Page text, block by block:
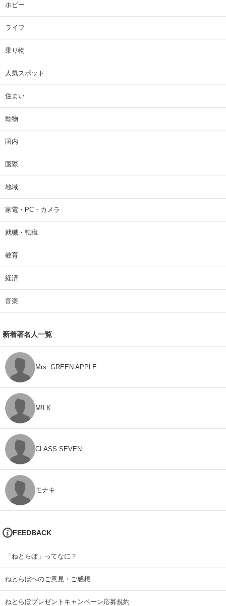
ホビー
ライフ
乗り物
人気スポット
住まい
動物
国内
国際
地域
家電・PC・カメラ
就職・転職
教育
経済
音楽
新着著名人一覧
Mrs. GREEN APPLE
M!LK
CLASS SEVEN
モナキ
FEEDBACK
「ねとらぼ」ってなに？
ねとらぼへのご意見・ご感想
ねとらぼプレゼントキャンペーン応募規約